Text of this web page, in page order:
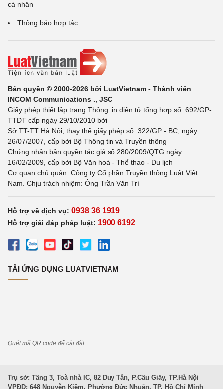
cá nhân
Thông báo hợp tác
Bản quyền © 2000-2026 bởi LuatVietnam - Thành viên
INCOM Communications ., JSC
Giấy phép thiết lập trang Thông tin điện tử tổng hợp số: 692/GP-
TTĐT cấp ngày 29/10/2010 bởi
Sở TT-TT Hà Nội, thay thế giấy phép số: 322/GP - BC, ngày
26/07/2007, cấp bởi Bộ Thông tin và Truyền thông
Chứng nhận bản quyền tác giả số 280/2009/QTG ngày
16/02/2009, cấp bởi Bộ Văn hoá - Thể thao - Du lịch
Cơ quan chủ quản: Công ty Cổ phần Truyền thông Luật Việt
Nam. Chịu trách nhiệm: Ông Trần Văn Trí
Hỗ trợ về dịch vụ: 0938 36 1919
Hỗ trợ giải đáp pháp luật: 1900 6192
TẢI ỨNG DỤNG LUATVIETNAM
Quét mã QR code để cài đặt
Trụ sở: Tầng 3, Toà nhà IC, 82 Duy Tân, P.Cầu Giấy, TP.Hà Nội
VPĐD: 648 Nguyễn Kiệm, Phường Đức Nhuận, TP. Hồ Chí Minh